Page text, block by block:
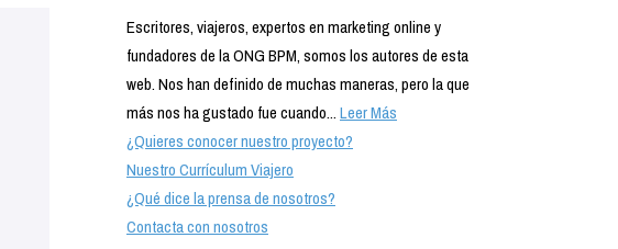
Escritores, viajeros, expertos en marketing online y
fundadores de la ONG BPM, somos los autores de esta
web. Nos han definido de muchas maneras, pero la que
más nos ha gustado fue cuando...Leer Más
¿Quieres conocer nuestro proyecto?
Nuestro Currículum Viajero
¿Qué dice la prensa de nosotros?
Contacta con nosotros